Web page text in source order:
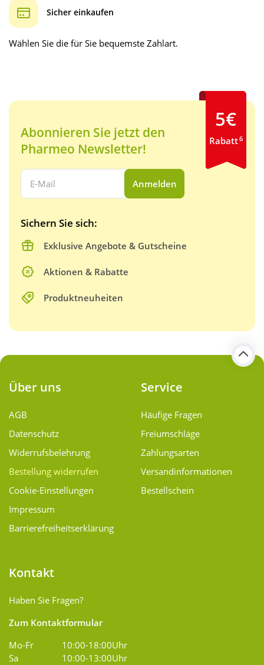
Sicher einkaufen
Wählen Sie die für Sie bequemste Zahlart.
Abonnieren Sie jetzt den
Pharmeo Newsletter!
Ihre E-Mail Adresse:
Anmelden
Sichern Sie sich:
Exklusive Angebote & Gutscheine
Aktionen & Rabatte
Produktneuheiten
5€
Rabatt6
Über uns
AGB
Datenschutz
Widerrufsbelehrung
Bestellung widerrufen
Cookie-Einstellungen
Impressum
Barrierefreiheitserklärung
Service
Häufige Fragen
Freiumschläge
Zahlungsarten
Versand­informationen
Bestellschein
Kontakt
Haben Sie Fragen?
Zum Kontaktformular
Mo-Fr
10:00-18:00Uhr
Sa
10:00-13:00Uhr